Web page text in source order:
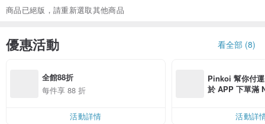
商品已絕版，請重新選取其他商品
優惠活動 看全部 (8)
全館88折
每件享 88 折
活動詳情
Pinkoi 幫你付
於 APP 下單滿
活動詳